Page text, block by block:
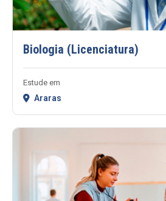
Biologia (Licenciatura)
Estude em
Araras